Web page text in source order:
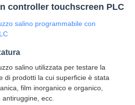
controller touchscreen PLC
salino programmabile con
salino utilizzata per testare la
di prodotti la cui superficie è stata
film inorganico e organico,
ecc.